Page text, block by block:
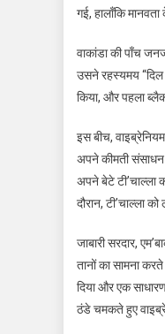
गई, हालाँकि
वाकांडा की पाँच
उसने रहस्यमय
किया, और पहला
इस बीच,
अपने कीमती संसाधन
अपने बेटे टी’चाल्ला
दौरान, टी’चाल्ला
जाबारी सरदार,
तानों का सामना
दिया और एक
ठंडे चमकते हुए